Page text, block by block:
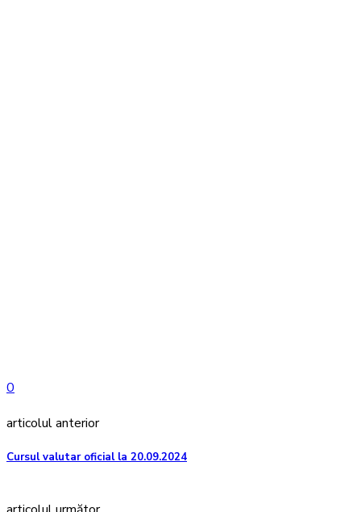
0
articolul anterior
Cursul valutar oficial la 20.09.2024